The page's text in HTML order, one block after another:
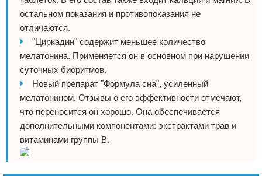
остальном показания и противопоказания не
отличаются.
"Циркадин" содержит меньшее количество
мелатонина. Применяется он в основном при нарушении
суточных биоритмов.
Новый препарат "Формула сна", усиленный
мелатонином. Отзывы о его эффективности отмечают,
что переносится он хорошо. Она обеспечивается
дополнительными компонентами: экстрактами трав и
витаминами группы В.